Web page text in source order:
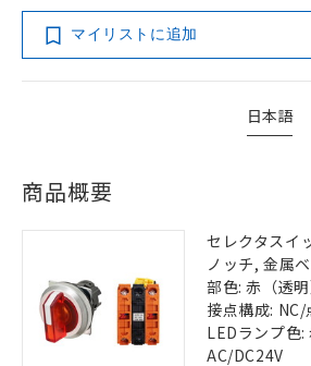
マイリストに追加
日本語
商品概要
セレクタスイ
ノッチ, 金属
部色: 赤（透
接点構成:
LEDランプ色:
AC/DC24V